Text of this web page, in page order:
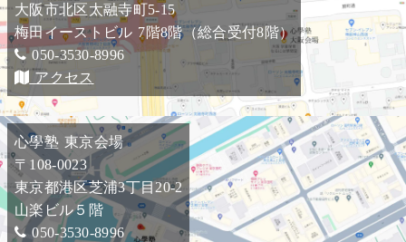
大阪市北区太融寺町5-15
梅田イーストビル 7階8階（総合受付8階）
050-3530-8996
アクセス
心學塾 東京会場
〒108-0023
東京都港区芝浦3丁目20-2
山楽ビル５階
050-3530-8996